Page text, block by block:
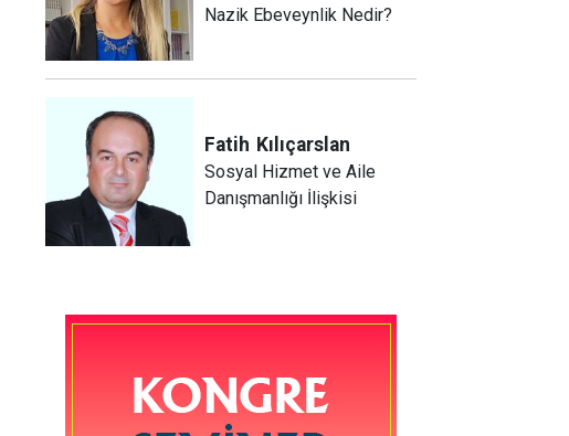
Nazik Ebeveynlik Nedir?
Fatih Kılıçarslan
Sosyal Hizmet ve Aile
Danışmanlığı İlişkisi